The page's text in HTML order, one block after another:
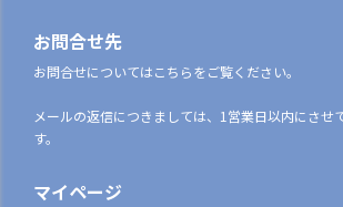
お問合せ先
お問合せについてはこちらをご覧ください。
メールの返信につきましては、1営業日以内にさせ
す。
マイページ